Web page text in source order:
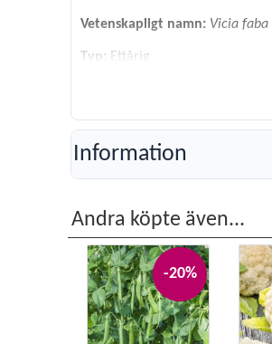
Vetenskapligt namn: Vicia faba
Typ: Ettårig
Sådjup: 4 cm
Plantavstånd:20 cm
Skörd:Juli-Okt
Information
Andra köpte även...
-20%